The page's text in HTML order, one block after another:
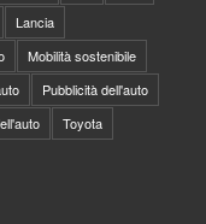
Lancia
Mobilità sostenibile
Pubblicità dell'auto
Toyota